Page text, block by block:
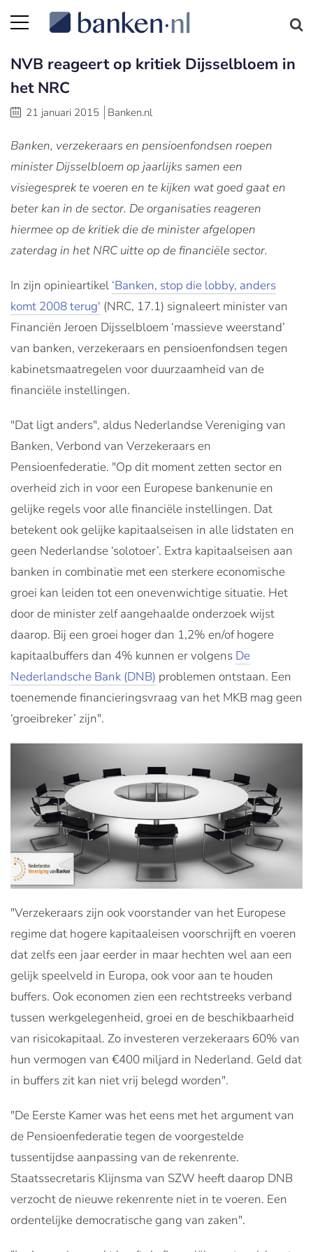
NVB reageert op kritiek Dijsselbloem in
het NRC
21 januari 2015 Banken.nl
Banken, verzekeraars en pensioenfondsen roepen
minister Dijsselbloem op jaarlijks samen een
visiegesprek te voeren en te kijken wat goed gaat en
beter kan in de sector. De organisaties reageren
hiermee op de kritiek die de minister afgelopen
zaterdag in het NRC uitte op de financiële sector.
In zijn opinieartikel ‘Banken, stop die lobby, anders
komt 2008 terug' (NRC, 17.1) signaleert minister van
Financiën Jeroen Dijsselbloem ‘massieve weerstand’
van banken, verzekeraars en pensioenfondsen tegen
kabinetsmaatregelen voor duurzaamheid van de
financiële instellingen.
"Dat ligt anders", aldus Nederlandse Vereniging van
Banken, Verbond van Verzekeraars en
Pensioenfederatie. "Op dit moment zetten sector en
overheid zich in voor een Europese bankenunie en
gelijke regels voor alle financiële instellingen. Dat
betekent ook gelijke kapitaalseisen in alle lidstaten en
geen Nederlandse ‘solotoer’. Extra kapitaalseisen aan
banken in combinatie met een sterkere economische
groei kan leiden tot een onevenwichtige situatie. Het
door de minister zelf aangehaalde onderzoek wijst
daarop. Bij een groei hoger dan 1,2% en/of hogere
kapitaalbuffers dan 4% kunnen er volgens De
Nederlandsche Bank (DNB) problemen ontstaan. Een
toenemende financieringsvraag van het MKB mag geen
‘groeibreker’ zijn".
"Verzekeraars zijn ook voorstander van het Europese
regime dat hogere kapitaaleisen voorschrijft en voeren
dat zelfs een jaar eerder in maar hechten wel aan een
gelijk speelveld in Europa, ook voor aan te houden
buffers. Ook economen zien een rechtstreeks verband
tussen werkgelegenheid, groei en de beschikbaarheid
van risicokapitaal. Zo investeren verzekeraars 60% van
hun vermogen van €400 miljard in Nederland. Geld dat
in buffers zit kan niet vrij belegd worden".
"De Eerste Kamer was het eens met het argument van
de Pensioenfederatie tegen de voorgestelde
tussentijdse aanpassing van de rekenrente.
Staatssecretaris Klijnsma van SZW heeft daarop DNB
verzocht de nieuwe rekenrente niet in te voeren. Een
ordentelijke democratische gang van zaken".